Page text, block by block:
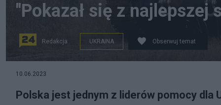
"Pokazał się z najlepszej
Redakcja UKRAINA Obserwuj temat
10.06.2023
Polska jest jednym z liderów pomocy dla